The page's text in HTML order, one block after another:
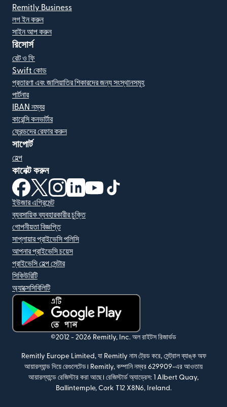
Remitly Business
লগ ইন করুন
সাইন আপ করুন
রিসোর্স
রেট ও ফি
Swift কোড
প্রতারণা এবং জালিয়াতির শিকারদের জন্য সংস্থানসমূহ
পার্টনার
IBAN নম্বর
কারেন্সি কনভার্টার
ফ্রেন্ডদের রেফার করুন
সাপোর্ট
হেল্প
কানেক্ট করুন
(নতুন উইন্ডোতে খুলবে)
(নতুন উইন্ডোতে খুলবে)
(নতুন উইন্ডোতে খুলবে)
(নতুন উইন্ডোতে খুলবে)
(নতুন উইন্ডোতে খুলবে)
ইউজার এগ্রিমেন্ট
ব্যবসায়িক ব্যবহারকারীর চুক্তি
গোপনীয়তা বিজ্ঞপ্তি
সাপ্লায়ার প্রাইভেসি পলিসি
আপনার প্রাইভেসি চয়েস
প্রাইভেসি হেল্প সেন্টার
সিকিউরিটি
অ্যাক্সেসিবিলিটি
(নতুন উইন্ডোতে খুলবে)
©2012 - 2026 Remitly, Inc. অল রাইটস রিজার্ভড
Remitly Europe Limited, যা Remitly নাম ট্রেড করে, সেন্ট্রাল ব্যাঙ্ক অফ
আয়ারল্যান্ড দিয়ে রেগুলেটেড। Remitly, কম্পানি নম্বর 629909-এর আওতায়
আয়ারল্যান্ডে রেজিস্টার করা আছে। রেজিস্টার্ড অ্যাড্রেস: 1 Albert Quay,
Ballintemple, Cork T12 X8N6, Ireland.